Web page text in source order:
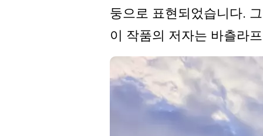
둥으로 표현되었습니다.
이 작품의 저자는 바츨라